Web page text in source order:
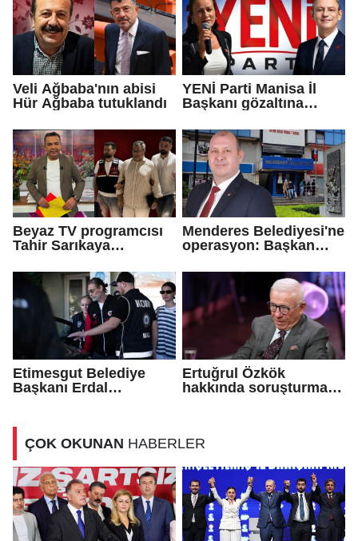
Veli Ağbaba'nın abisi
Hür Ağbaba tutuklandı
YENİ Parti Manisa İl
Başkanı gözaltına
Beyaz TV programcısı
Tahir Sarıkaya
Menderes Belediyesi'ne
operasyon: Başkan
alındı!
Etimesgut Belediye
Başkanı Erdal
Ertuğrul Özkök
hakkında soruşturma
ÇOK OKUNAN HABERLER